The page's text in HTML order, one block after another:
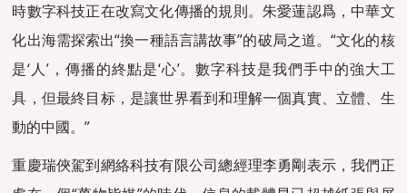
時數字科技正在改寫文化傳播的規則。朱愛蓮認爲，中華文
化出海需探索出“換一種語言講故事”的破局之道。“文化的核
是‘人’，傳播的終點是‘心’。數字科技是我們手中的強大工
具，但最終目标，是讓世界看到和理解一個真實、立體、生
動的中國。”
重慶瑞俠駕到網絡科技有限公司總經理李勇剛表示，我們正